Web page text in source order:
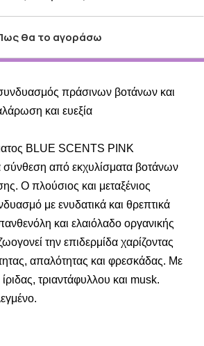
θα το αγοράσω
πράσινων βοτάνων και
και ευεξία
BLUE SCENTS PINK
σύνθεση από εκχυλίσματα βοτάνων
Ο πλούσιος και μεταξένιος
με ενυδατικά και θρεπτικά
και ελαιόλαδο οργανικής
την επιδερμίδα χαρίζοντας
απαλότητας και φρεσκάδας. Με
τριαντάφυλλου και musk.